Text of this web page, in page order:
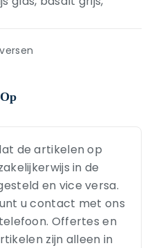
de artikelen op
in de
en vice versa.
u contact met ons
Offertes en
zijn alleen in